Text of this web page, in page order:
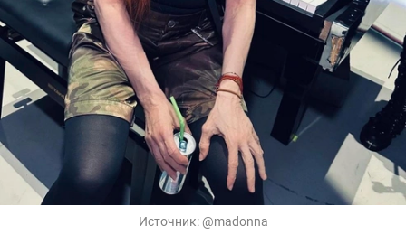
Источник: @madonna